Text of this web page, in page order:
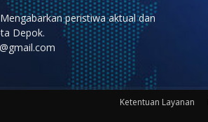
peristiwa aktual dan
Depok.
Ketentuan Layanan